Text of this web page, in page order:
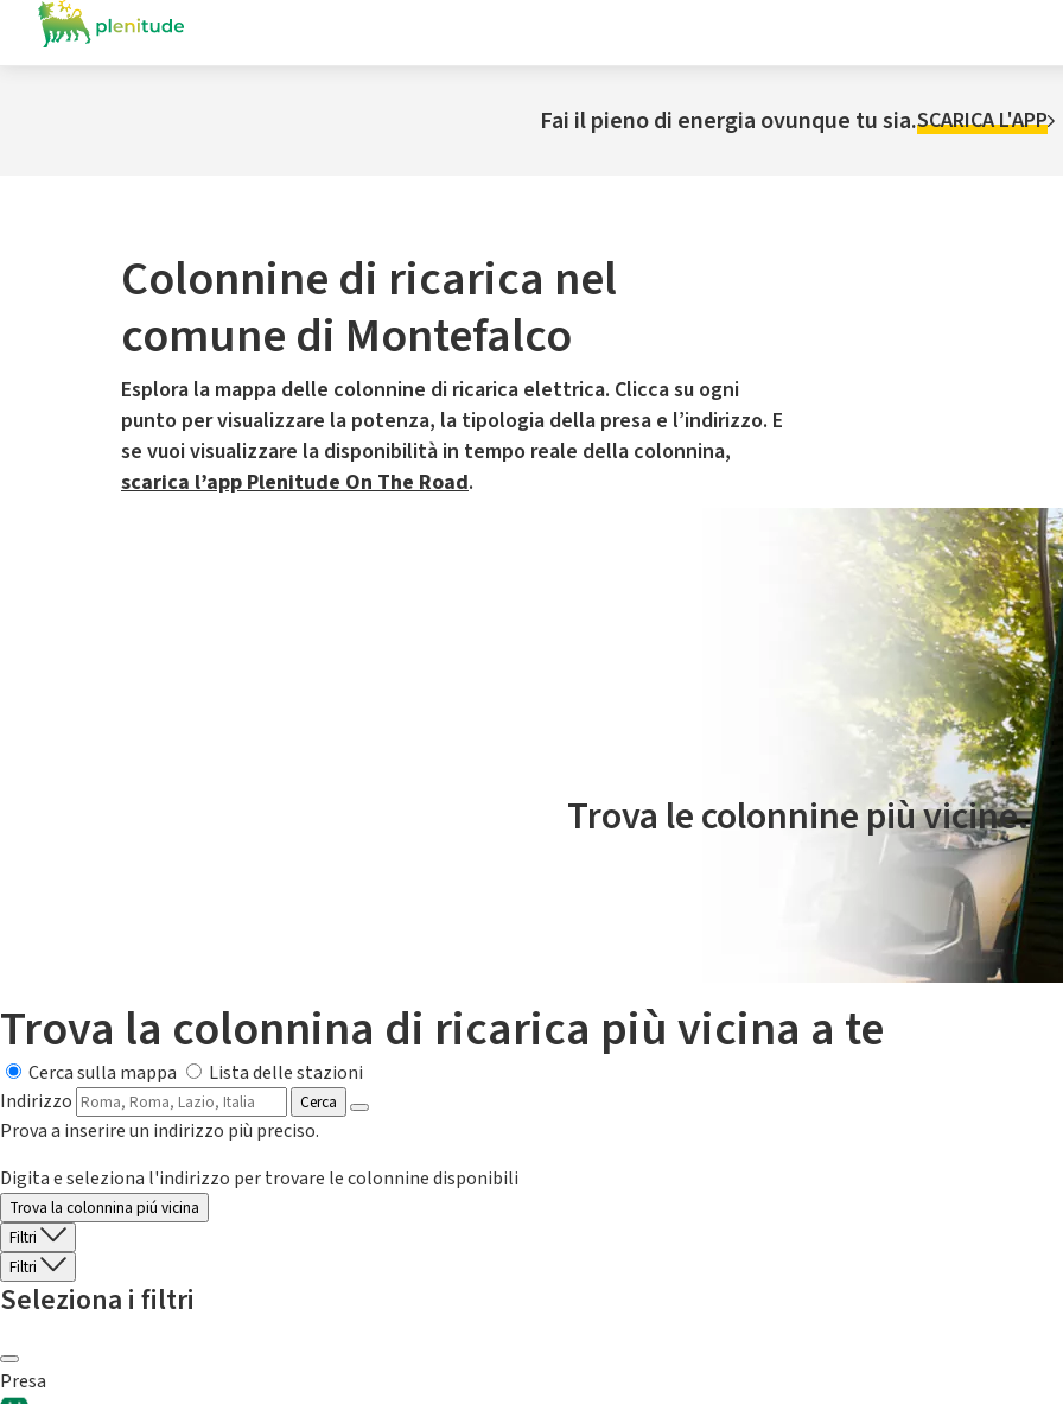
Fai il pieno di energia ovunque tu sia.SCARICA L'APP
Colonnine di ricarica nel
comune di Montefalco
Esplora la mappa delle colonnine di ricarica elettrica. Clicca su ogni
punto per visualizzare la potenza, la tipologia della presa e l’indirizzo. E
se vuoi visualizzare la disponibilità in tempo reale della colonnina,
scarica l’app Plenitude On The Road.
Il servizio di mobilità elettrica è gestito da Plenitude On The Road
Trova le colonnine più vicine.
Trova la colonnina di ricarica più vicina a te
Cerca sulla mappa
Lista delle stazioni
Indirizzo
Cerca
Prova a inserire un indirizzo più preciso.
Digita e seleziona l'indirizzo per trovare le colonnine disponibili
Trova la colonnina piú vicina
Filtri
Filtri
Seleziona i filtri
Presa